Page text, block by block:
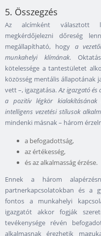
5. Összegzés
Az alcímként választott
megkérdőjelezni dőreség
megállapítható, hogy a
munkahelyi klímának.
kötelessége a tantestületet
közösség mentális állapotának
vett –, igazgatása.Az igazgató
a pozitív légkör kialakításának
intelligens vezetési stílusok
mindenki másnak – három
a befogadottság,
az értékesség,
és az alkalmasság érzése.
Ennek a három
partnerkapcsolatokban és a
fontos a munkahelyi
igazgatót akkor fogják
tevékenysége révén
alkalmasnak érezhetik